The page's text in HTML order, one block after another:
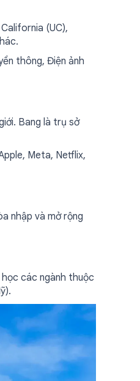
(UC),
thông, Điện ảnh
Bang là trụ sở
Meta, Netflix,
nhập và mở rộng
các ngành thuộc